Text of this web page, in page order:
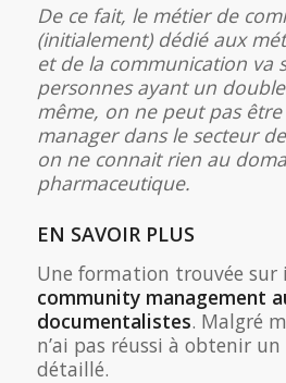
De ce fait, le métier de
(initialement) dédié aux
et de la communication va
personnes ayant un
même, on ne peut pas
manager dans le secteur
on ne connait rien au
pharmaceutique.
EN SAVOIR PLUS
Une formation trouvée sur
community management
documentalistes. Malgré
n’ai pas réussi à obtenir
détaillé.